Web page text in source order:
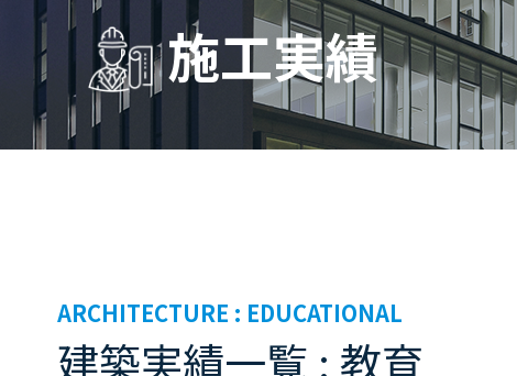
施工実績
ARCHITECTURE : EDUCATIONAL
建築実績一覧 : 教育